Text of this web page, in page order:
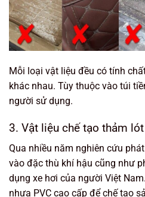
Mỗi loại vật liệu đều có tính
khác nhau. Tùy thuộc vào túi
người sử dụng.
3. Vật liệu chế tạo thảm
Qua nhiều năm nghiên cứu
vào đặc thù khí hậu cũng như
dụng xe hơi của người Việt
nhựa PVC cao cấp để chế tạo